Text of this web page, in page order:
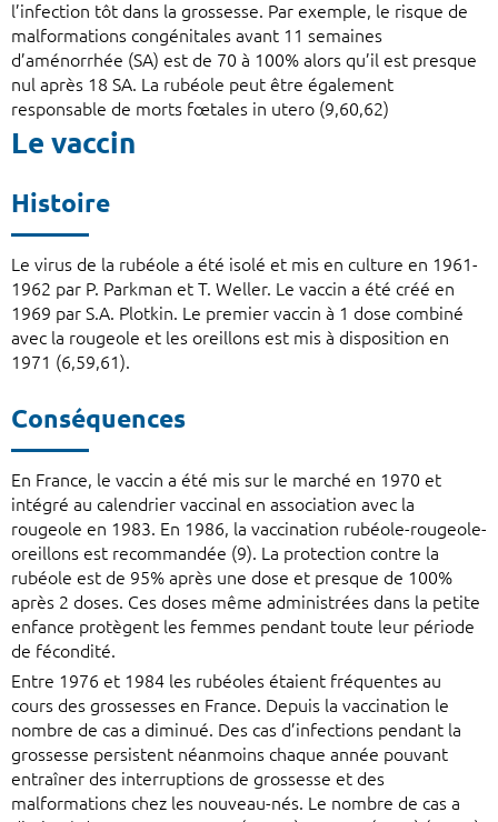
l’infection tôt dans la grossesse. Par exemple, le risque de
malformations congénitales avant 11 semaines
d’aménorrhée (SA) est de 70 à 100% alors qu’il est presque
nul après 18 SA. La rubéole peut être également
responsable de morts fœtales in utero (9,60,62)
Le vaccin
Histoire
Le virus de la rubéole a été isolé et mis en culture en 1961-
1962 par P. Parkman et T. Weller. Le vaccin a été créé en
1969 par S.A. Plotkin. Le premier vaccin à 1 dose combiné
avec la rougeole et les oreillons est mis à disposition en
1971 (6,59,61).
Conséquences
En France, le vaccin a été mis sur le marché en 1970 et
intégré au calendrier vaccinal en association avec la
rougeole en 1983. En 1986, la vaccination rubéole-rougeole-
oreillons est recommandée (9). La protection contre la
rubéole est de 95% après une dose et presque de 100%
après 2 doses. Ces doses même administrées dans la petite
enfance protègent les femmes pendant toute leur période
de fécondité.
Entre 1976 et 1984 les rubéoles étaient fréquentes au
cours des grossesses en France. Depuis la vaccination le
nombre de cas a diminué. Des cas d’infections pendant la
grossesse persistent néanmoins chaque année pouvant
entraîner des interruptions de grossesse et des
malformations chez les nouveau-nés. Le nombre de cas a